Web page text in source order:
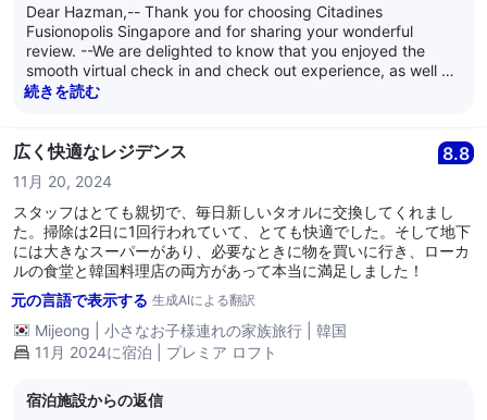
Dear Hazman,-- Thank you for choosing Citadines
Fusionopolis Singapore and for sharing your wonderful
review. --We are delighted to know that you enjoyed the
smooth virtual check in and check out experience, as well as
our spacious and clean duplex apartment. --It is also great
--Your recommendation means a great deal to us, and we
look forward to welcoming you and your family and friends
again.-- Warm regards, The management of Citadines
Fusionopolis Singapore
続きを読む
広く快適なレジデンス 8.8
11月 20, 2024
スタッフはとても親切で、毎日新しいタオルに交換してくれまし
た。掃除は2日に1回行われていて、とても快適でした。そして地下
には大きなスーパーがあり、必要なときに物を買いに行き、ローカ
ルの食堂と韓国料理店の両方があって本当に満足しました！
元の言語で表示する 生成AIによる翻訳
Mijeong 小さなお子様連れの家族旅行
韓国
11月 2024に宿泊 | プレミア ロフト
宿泊施設からの返信